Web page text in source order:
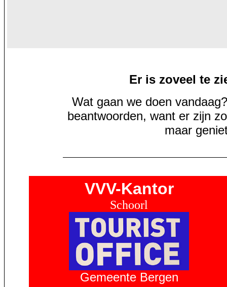
Er is zoveel te
Wat gaan we doen
beantwoorden, want er zijn
maar
VVV-Kantor
Schoorl
Gemeente Bergen